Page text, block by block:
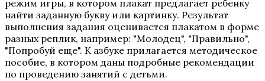
режим игры, в котором плакат предлагает ребенку
найти заданную букву или картинку. Результат
выполнения задания оценивается плакатом в форме
разных реплик, например: "Молодец", "Правильно",
"Попробуй еще". К азбуке прилагается методическое
пособие, в котором даны подробные рекомендации
по проведению занятий с детьми.